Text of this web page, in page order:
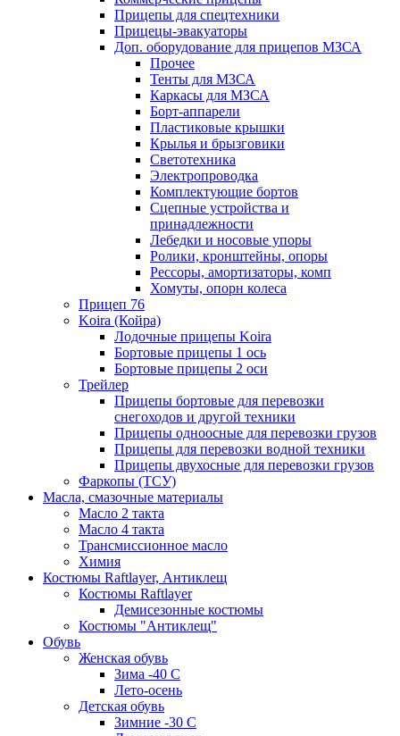
Прицепы для спецтехники
Прицецы-эвакуаторы
Доп. оборудование для прицепов МЗСА
Прочее
Тенты для МЗСА
Каркасы для МЗСА
Борт-аппарели
Пластиковые крышки
Крылья и брызговики
Светотехника
Электропроводка
Комплектующие бортов
Сцепные устройства и
принадлежности
Лебедки и носовые упоры
Ролики, кронштейны, опоры
Рессоры, амортизаторы, комп
Хомуты, опорн колеса
Прицеп 76
Koira (Койра)
Лодочные прицепы Koira
Бортовые прицепы 1 ось
Бортовые прицепы 2 оси
Трейлер
Прицепы бортовые для перевозки
снегоходов и другой техники
Прицепы одноосные для перевозки грузов
Прицепы для перевозки водной техники
Прицепы двухосные для перевозки грузов
Фаркопы (ТСУ)
Масла, смазочные материалы
Масло 2 такта
Масло 4 такта
Трансмиссионное масло
Химия
Костюмы Raftlayer, Антиклещ
Костюмы Raftlayer
Демисезонные костюмы
Костюмы "Антиклещ"
Обувь
Женская обувь
Зима -40 С
Лето-осень
Детская обувь
Зимние -30 С